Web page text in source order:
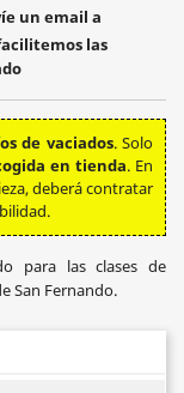
un email a
las
de vaciados. Solo
en tienda. En
deberá contratar
para las clases de
San Fernando.